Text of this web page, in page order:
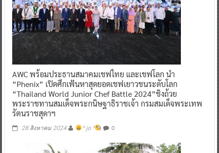
AWC พร้อมประธานสมาคมเชฟไทย และเชฟโลก นำ
“Phenix” เปิดศึกเฟ้นหาสุดยอดเชฟเยาวชนระดับโลก
“Thailand World Junior Chef Battle 2024”ชิงถ้วย
พระราชทานสมเด็จพระกนิษฐาธิราชเจ้า กรมสมเด็จพระเทพ
รัตนราชสุดาฯ
28 สิงหาคม 2024 ^ jo ^ 0